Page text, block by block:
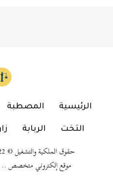
الرئيسية المصطبة
التخت الربابة
حقوق الملكية والتشغيل © 2022 كافه الحقوق محفوظة
موقع إلكتروني متخصص ..